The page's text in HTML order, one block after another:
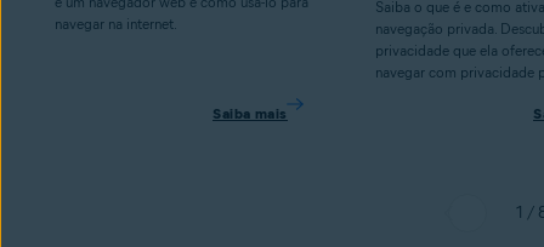
navegar na internet.
Saiba mais
Saiba o que é e como
navegação privada.
privacidade que ela
navegar com privacidade
1 /